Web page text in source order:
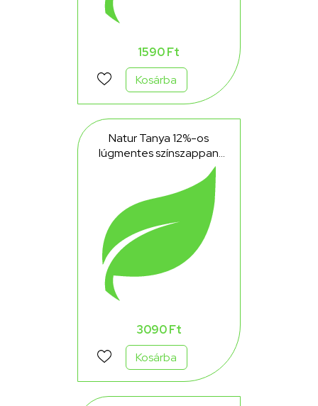
1590 Ft
Kosárba
Natur Tanya 12%-os
lúgmentes színszappan
3090 Ft
Kosárba